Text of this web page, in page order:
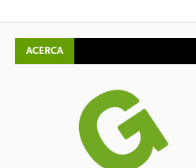
ACERCA